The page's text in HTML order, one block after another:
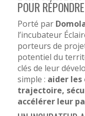
POUR
Porté par
l’incubateur
porteurs de
potentiel du
clés de leur
simple : aider
trajectoire,
accélérer leur